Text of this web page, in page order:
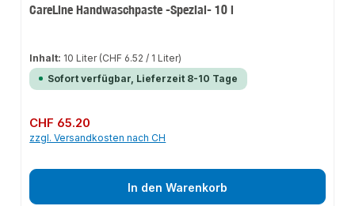
CareLine Handwaschpaste -Spezial- 10 l
Inhalt: 10 Liter (CHF 6.52 / 1 Liter)
Sofort verfügbar, Lieferzeit 8-10 Tage
Regulärer Preis:
CHF 65.20
zzgl. Versandkosten nach CH
In den Warenkorb